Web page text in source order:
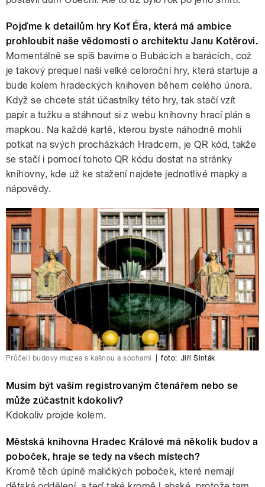
Pojďme k detailům hry Koť Éra, která má ambice
prohloubit naše vědomosti o architektu Janu Kotěrovi.
Momentálně se spíš bavíme o Bubácích a barácích, což
je takový prequel naší velké celoroční hry, která startuje a
bude kolem hradeckých knihoven během celého února.
Když se chcete stát účastníky této hry, tak stačí vzít
papír a tužku a stáhnout si z webu knihovny hrací plán s
mapkou. Na každé kartě, kterou byste náhodně mohli
potkat na svých procházkách Hradcem, je QR kód, takže
se stačí i pomocí tohoto QR kódu dostat na stránky
knihovny, kde už ke stažení najdete jednotlivé mapky a
nápovědy.
Průčelí budovy muzea s kašnou a sochami foto: Jiří Šinták
Musím být vaším registrovaným čtenářem nebo se
může zúčastnit kdokoliv?
Kdokoliv projde kolem.
Městská knihovna Hradec Králové má několik budov a
poboček, hraje se tedy na všech místech?
Kromě těch úplně maličkých poboček, které nemají